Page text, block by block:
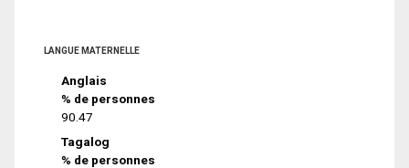
LANGUE MATERNELLE
Anglais
% de personnes
90.47
Tagalog
% de personnes